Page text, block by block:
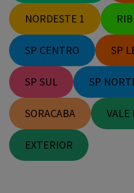
SP SUL SP
SORACABA
EXTERIOR